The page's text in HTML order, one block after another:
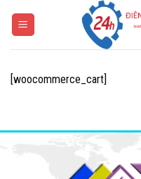
[woocommerce_cart]